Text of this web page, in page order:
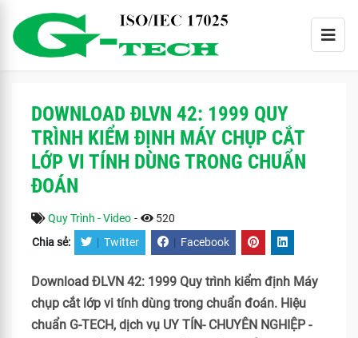
DOWNLOAD ĐLVN 42: 1999 QUY
TRÌNH KIỂM ĐỊNH MÁY CHỤP CẮT
LỚP VI TÍNH DÙNG TRONG CHUẨN
ĐOÁN
Quy Trình - Video - 520
Chia sẻ: | Twitter | Facebook
Download ĐLVN 42: 1999 Quy trình kiểm định Máy
chụp cắt lớp vi tính dùng trong chuẩn đoán. Hiệu
chuẩn G-TECH, dịch vụ UY TÍN- CHUYÊN NGHIỆP -